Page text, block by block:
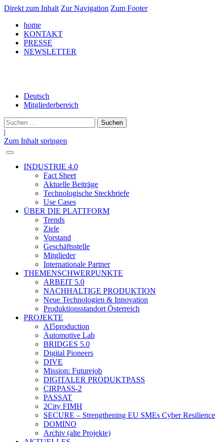
Direkt zum Inhalt Zur Navigation Zum Footer
home
KONTAKT
PRESSE
NEWSLETTER
Deutsch
Mitgliederbereich
Suche
nach:
|
Zum Inhalt springen
INDUSTRIE 4.0
Fact Sheet
Aktuelle Beiträge
Technologische Steckbriefe
Use Cases
ÜBER DIE PLATTFORM
Trends
Ziele
Vorstand
Geschäftsstelle
Mitglieder
Internationale Partner
THEMENSCHWERPUNKTE
ARBEIT 5.0
NACHHALTIGE PRODUKTION
Neue Technologien & Innovation
Produktionsstandort Österreich
PROJEKTE
AI5production
Automotive Lab
BRIDGES 5.0
Digital Pioneers
DIVE
Mission: Futurejob
DIGITALER PRODUKTPASS
CIRPASS-2
PASSAT
2City FIMH
SECURE – Strengthening EU SMEs Cyber Resilience
DOMINO
Archiv (alte Projekte)